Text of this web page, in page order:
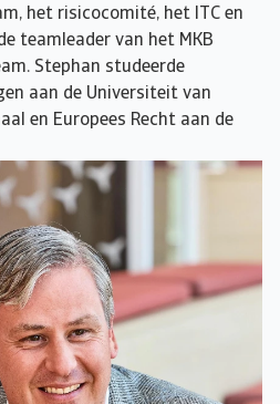
het risicocomité, het ITC en
teamleader van het MKB
Stephan studeerde
aan de Universiteit van
en Europees Recht aan de